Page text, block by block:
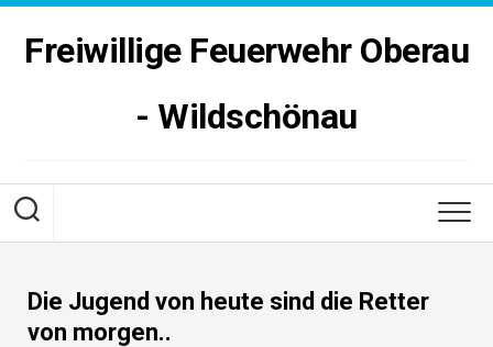
Skip
contentFreiwillige Feuerwehr Oberau
- Wildschönau
Die Jugend von heute sind die Retter
von morgen..